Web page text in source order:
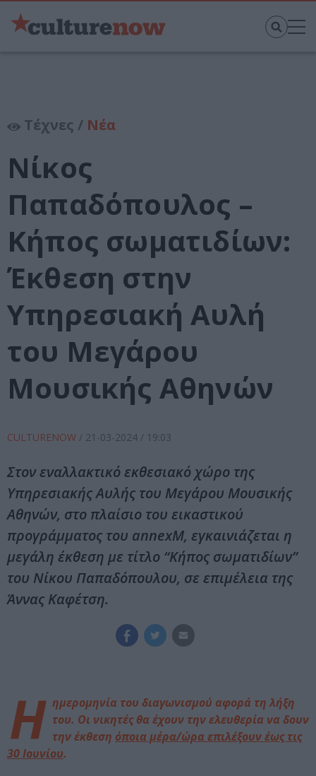
Τέχνες / Νέα
Νίκος
Παπαδόπουλος –
Κήπος σωματιδίων:
Έκθεση στην
Υπηρεσιακή Αυλή
του Μεγάρου
Μουσικής Αθηνών
CULTURENOW / 21-03-2024 / 19:03
Στον εναλλακτικό εκθεσιακό χώρο της
Υπηρεσιακής Αυλής του Μεγάρου Μουσικής
Αθηνών, στο πλαίσιο του εικαστικού
προγράμματος του annexM, εγκαινιάζεται η
μεγάλη έκθεση με τίτλο “Κήπος σωματιδίων”
του Νίκου Παπαδόπουλου, σε επιμέλεια της
Άννας Καφέτση.
Η ημερομηνία του διαγωνισμού αφορά τη λήξη
του. Οι νικητές θα έχουν την ελευθερία να δουν
την έκθεση όποια μέρα/ώρα επιλέξουν έως τις
30 Ιουνίου.